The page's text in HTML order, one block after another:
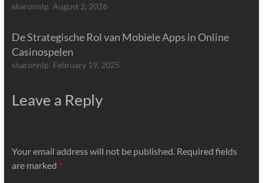
sharonnlp August 2, 2026
De Strategische Rol van Mobiele Apps in Online
Casinospelen
sharonnlp February 19, 2025
Leave a Reply
Your email address will not be published. Required fields
are marked *